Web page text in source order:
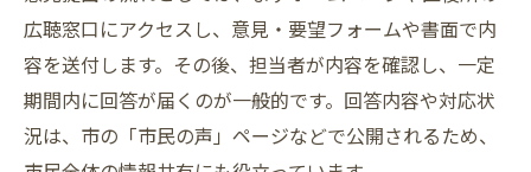
広聴窓口にアクセスし、意見・要望フォームや書面で内
容を送付します。その後、担当者が内容を確認し、一定
期間内に回答が届くのが一般的です。回答内容や対応状
況は、市の「市民の声」ページなどで公開されるため、